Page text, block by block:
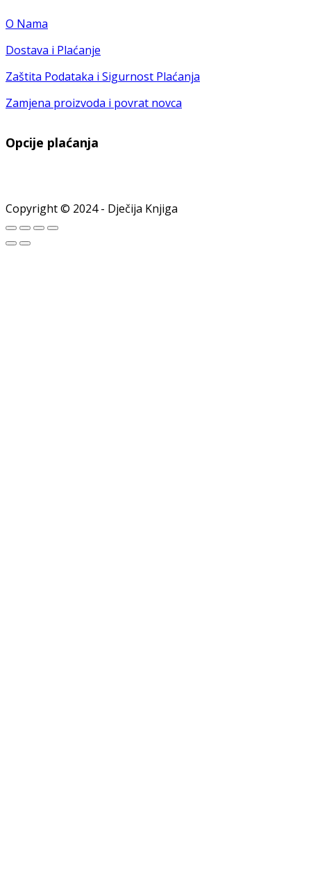
O Nama
Dostava i Plaćanje
Zaštita Podataka i Sigurnost Plaćanja
Zamjena proizvoda i povrat novca
Opcije plaćanja
Copyright © 2024 - Dječija Knjiga